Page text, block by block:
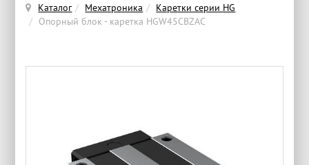
Каталог Мехатроника
Каретки серии HG
Опорный блок - каретка HGW45CBZAC